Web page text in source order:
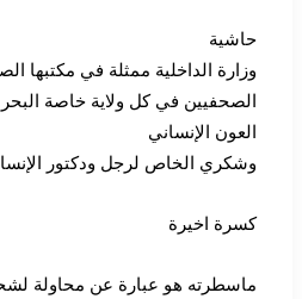
حاشية
وزارة الداخلية ممثلة في مكتبها
الصحفيين في كل ولاية خاصة
العون الإنساني
وشكري الخاص لرجل ودكتور
كسرة اخيرة
ماسطرته هو عبارة عن محاولة